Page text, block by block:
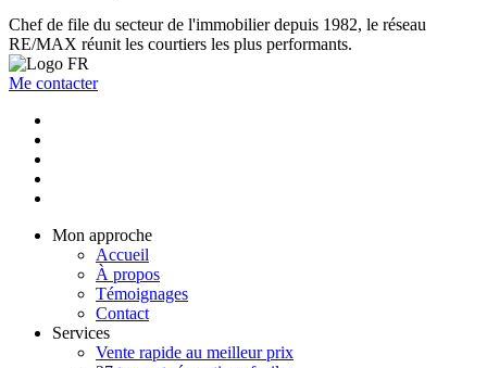
Chef de file du secteur de l'immobilier depuis 1982, le réseau
RE/MAX réunit les courtiers les plus performants.
Me contacter
Mon approche
Accueil
À propos
Témoignages
Contact
Services
Vente rapide au meilleur prix